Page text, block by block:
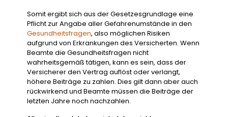
Somit ergibt sich aus der Gesetzesgrundlage eine
Pflicht zur Angabe aller Gefahrenumstände in den
Gesundheitsfragen, also möglichen Risiken
aufgrund von Erkrankungen des Versicherten. Wenn
Beamte die Gesundheitsfragen nicht
wahrheitsgemäß tätigen, kann es sein, dass der
Versicherer den Vertrag auflöst oder verlangt,
höhere Beiträge zu zahlen. Dies gilt dann aber auch
rückwirkend und Beamte müssen die Beiträge der
letzten Jahre noch nachzahlen.